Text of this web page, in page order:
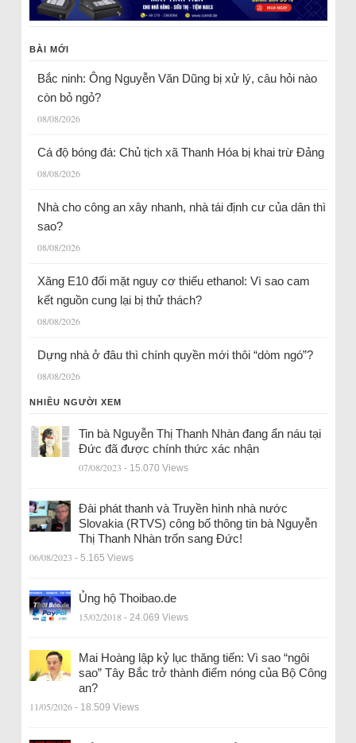
BÀI MỚI
Bắc ninh: Ông Nguyễn Văn Dũng bị xử lý, câu hỏi nào
còn bỏ ngỏ?
08/08/2026
Cá độ bóng đá: Chủ tịch xã Thanh Hóa bị khai trừ Đảng
08/08/2026
Nhà cho công an xây nhanh, nhà tái định cư của dân thì
sao?
08/08/2026
Xăng E10 đối mặt nguy cơ thiếu ethanol: Vì sao cam
kết nguồn cung lại bị thử thách?
08/08/2026
Dựng nhà ở đâu thì chính quyền mới thôi “dòm ngó”?
08/08/2026
NHIỀU NGƯỜI XEM
Tin bà Nguyễn Thị Thanh Nhàn đang ẩn náu tại
Đức đã được chính thức xác nhận
07/08/2023 - 15.070 Views
Đài phát thanh và Truyền hình nhà nước
Slovakia (RTVS) công bố thông tin bà Nguyễn
Thị Thanh Nhàn trốn sang Đức!
06/08/2023 - 5.165 Views
Ủng hộ Thoibao.de
15/02/2018 - 24.069 Views
Mai Hoàng lập kỷ lục thăng tiến: Vì sao “ngôi
sao” Tây Bắc trở thành điểm nóng của Bộ Công
an?
11/05/2026 - 18.509 Views